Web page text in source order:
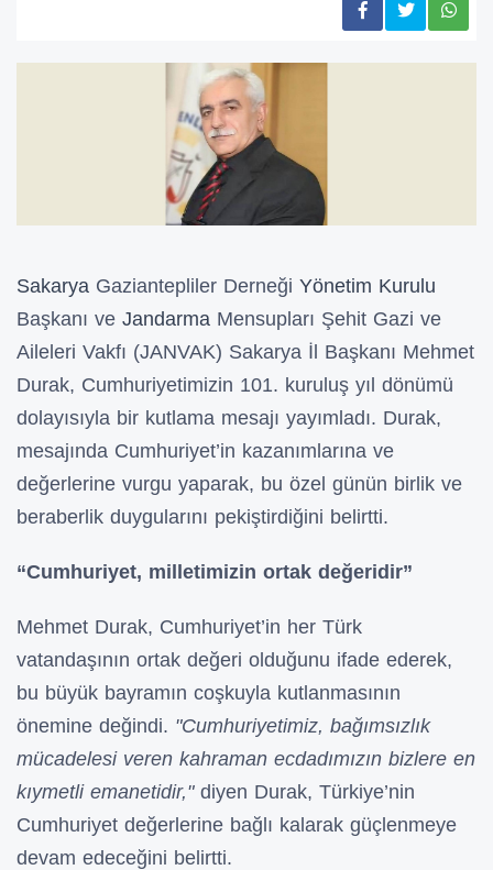
Sakarya Gaziantepliler Derneği Yönetim Kurulu
Başkanı ve Jandarma Mensupları Şehit Gazi ve
Aileleri Vakfı (JANVAK) Sakarya İl Başkanı Mehmet
Durak, Cumhuriyetimizin 101. kuruluş yıl dönümü
dolayısıyla bir kutlama mesajı yayımladı. Durak,
mesajında Cumhuriyet’in kazanımlarına ve
değerlerine vurgu yaparak, bu özel günün birlik ve
beraberlik duygularını pekiştirdiğini belirtti.
“Cumhuriyet, milletimizin ortak değeridir”
Mehmet Durak, Cumhuriyet’in her Türk
vatandaşının ortak değeri olduğunu ifade ederek,
bu büyük bayramın coşkuyla kutlanmasının
önemine değindi. "Cumhuriyetimiz, bağımsızlık
mücadelesi veren kahraman ecdadımızın bizlere en
kıymetli emanetidir,"diyen Durak, Türkiye’nin
Cumhuriyet değerlerine bağlı kalarak güçlenmeye
devam edeceğini belirtti.